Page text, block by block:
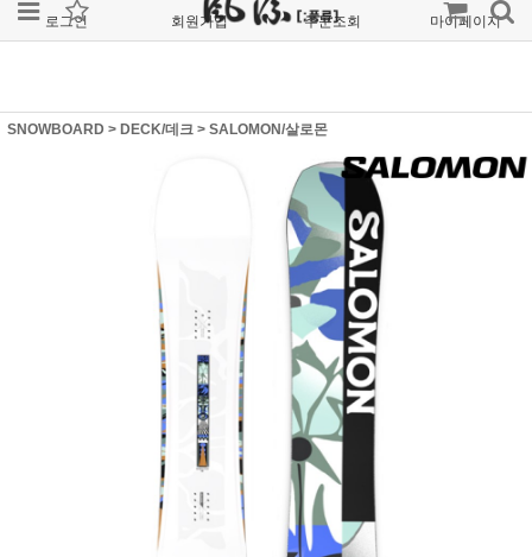
로그인 회원가입 주문조회 마이페이지
SNOWBOARD > DECK/데크 > SALOMON/살로몬